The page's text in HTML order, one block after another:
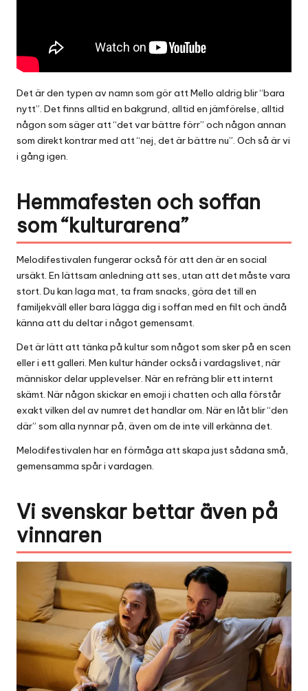
Det är den typen av namn som gör att Mello aldrig blir “bara
nytt”. Det finns alltid en bakgrund, alltid en jämförelse, alltid
någon som säger att “det var bättre förr” och någon annan
som direkt kontrar med att “nej, det är bättre nu”. Och så är vi
i gång igen.
Hemmafesten och soffan
som “kulturarena”
Melodifestivalen fungerar också för att den är en social
ursäkt. En lättsam anledning att ses, utan att det måste vara
stort. Du kan laga mat, ta fram snacks, göra det till en
familjekväll eller bara lägga dig i soffan med en filt och ändå
känna att du deltar i något gemensamt.
Det är lätt att tänka på kultursom något som sker på en scen
eller i ettgalleri. Men kultur händer också i vardagslivet, när
människor delar upplevelser. När en refräng blir ett internt
skämt. När någon skickar en emoji i chatten och alla förstår
exakt vilken del av numret det handlar om. När en låt blir “den
där” som alla nynnar på, även om de inte vill erkänna det.
Melodifestivalen har en förmåga att skapa just sådana små,
gemensamma spår i vardagen.
Vi svenskar bettar även på
vinnaren